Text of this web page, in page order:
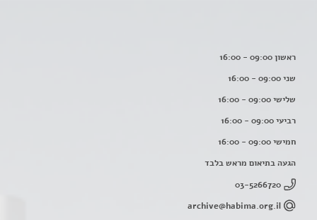
ראשון 09:00 - 16:00
שני 09:00 - 16:00
שלישי 09:00 - 16:00
רביעי 09:00 - 16:00
חמישי 09:00 - 16:00
הגעה בתיאום מראש בלבד
03-5266720
archive@habima.org.il